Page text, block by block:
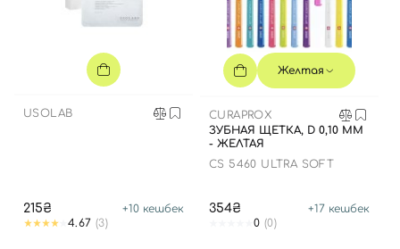
USOLAB
215₴ +10 кешбек
4.67 (3)
Желтая
CURAPROX
ЗУБНАЯ ЩЕТКА, D 0,10 ММ
- ЖЕЛТАЯ
CS 5460 ULTRA SOFT
354₴ +17 кешбек
0 (0)